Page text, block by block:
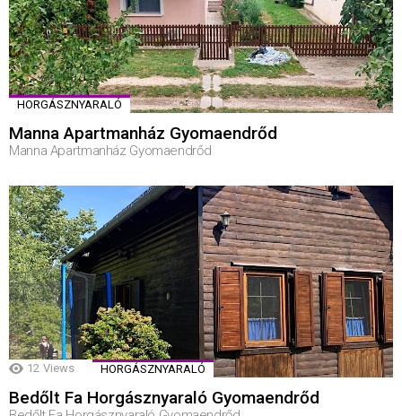
HORGÁSZNYARALÓ
Manna Apartmanház Gyomaendrőd
Manna Apartmanház Gyomaendrőd
12 Views HORGÁSZNYARALÓ
Bedőlt Fa Horgásznyaraló Gyomaendrőd